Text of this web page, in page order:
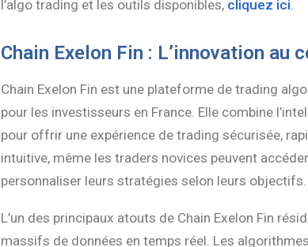
l’algo trading et les outils disponibles, cliquez ici
Chain Exelon Fin : L’innovation au
Chain Exelon Fin est une plateforme de trading
pour les investisseurs en France. Elle combine
pour offrir une expérience de trading sécurisée,
intuitive, même les traders novices peuvent
personnaliser leurs stratégies selon leurs objectifs.
L’un des principaux atouts de Chain Exelon Fin
massifs de données en temps réel. Les